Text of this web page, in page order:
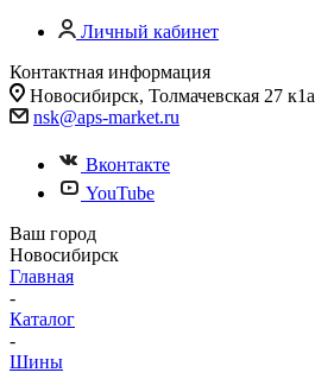
Личный кабинет
Контактная информация
Новосибирск, Толмачевская 27 к1а
nsk@aps-market.ru
Вконтакте
YouTube
Ваш город
Новосибирск
Главная
-
Каталог
-
Шины